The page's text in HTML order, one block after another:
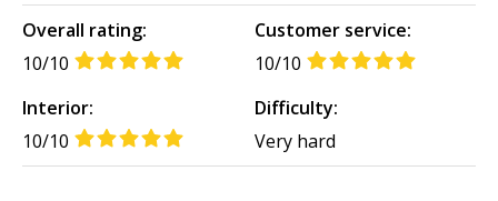
Overall rating:
10/10
Customer service:
10/10
Interior:
10/10
Difficulty:
Very hard